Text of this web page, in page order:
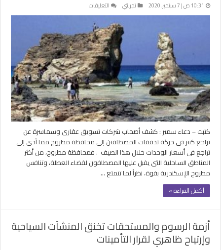
10:31 ص | 7 سبتمبر، 2020 تجربتي التعليقات
صيف
جداً
على
مطروح
..
تراجع
كبير
فى
تدفقات
المصطافين
وأسعار
الوحدات
مغلقة
كتبت – دعاء سمير : كشف أصحاب شركات تسويق عقارى وسماسرة عن
تراجع كبير فى حركة تدفقات المصطافين إلى محافظة مطروح مما أدى إلى
تراجع فى أسعار الوحدات خلال هذا الصيف . فمحافظة مطروح، من أكثر
المناطق الساحلية التى يقبل عليها المصطافون لقضاء العطلة، وتنافس
مطروح الإسكندرية بقوة، نظراً لما تتمتع …
أكمل القراءة »
أزمة الرسوم والمستحقات تخنق المنشآت السياحية
وإرتياح ظاهري لقرار التأمينات